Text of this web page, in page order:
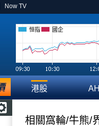
Now TV
恒指 國企
港股
相關窩輪/牛熊/